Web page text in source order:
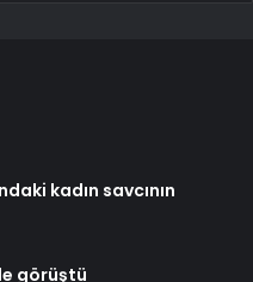
kadın savcının
görüştü